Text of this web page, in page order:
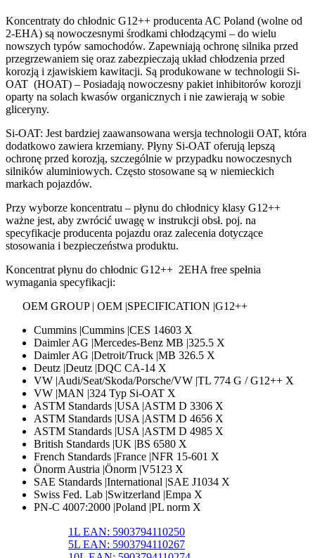
Koncentraty do chłodnic G12++ producenta AC Poland (wolne od
2-EHA) są nowoczesnymi środkami chłodzącymi – do wielu
nowszych typów samochodów. Zapewniają ochronę silnika przed
przegrzewaniem się oraz zabezpieczają układ chłodzenia przed
korozją i zjawiskiem kawitacji. Są produkowane w technologii Si-
OAT (HOAT) – Posiadają nowoczesny pakiet inhibitorów korozji
oparty na solach kwasów organicznych i nie zawierają w sobie
gliceryny.
Si-OAT: Jest bardziej zaawansowana wersja technologii OAT, która
dodatkowo zawiera krzemiany. Płyny Si-OAT oferują lepszą
ochronę przed korozją, szczególnie w przypadku nowoczesnych
silników aluminiowych. Często stosowane są w niemieckich
markach pojazdów.
Przy wyborze koncentratu – płynu do chłodnicy klasy G12++
ważne jest, aby zwrócić uwagę w instrukcji obsł. poj. na
specyfikacje producenta pojazdu oraz zalecenia dotyczące
stosowania i bezpieczeństwa produktu.
Koncentrat płynu do chłodnic G12++ 2EHA free spełnia
wymagania specyfikacji:
OEM GROUP | OEM |SPECIFICATION |G12++
Cummins |Cummins |CES 14603 X
Daimler AG |Mercedes-Benz MB |325.5 X
Daimler AG |Detroit/Truck |MB 326.5 X
Deutz |Deutz |DQC CA-14 X
VW |Audi/Seat/Skoda/Porsche/VW |TL 774 G / G12++ X
VW |MAN |324 Typ Si-OAT X
ASTM Standards |USA |ASTM D 3306 X
ASTM Standards |USA |ASTM D 4656 X
ASTM Standards |USA |ASTM D 4985 X
British Standards |UK |BS 6580 X
French Standards |France |NFR 15-601 X
Önorm Austria |Önorm |V5123 X
SAE Standards |International |SAE J1034 X
Swiss Fed. Lab |Switzerland |Empa X
PN-C 4007:2000 |Poland |PL norm X
1L EAN: 5903794110250
5L EAN: 5903794110267